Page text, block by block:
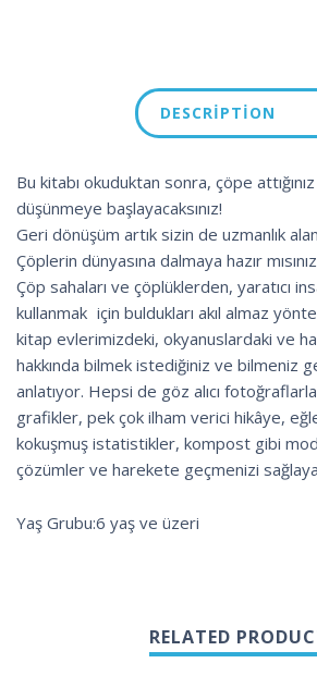
DESCRIPTION
Bu kitabı okuduktan sonra, çöpe
düşünmeye başlayacaksınız!
Geri dönüşüm artık sizin de uzmanlık
Çöplerin dünyasına dalmaya hazır
Çöp sahaları ve çöplüklerden, yaratıcı
kullanmak için buldukları akıl almaz
kitap evlerimizdeki, okyanuslardaki ve
hakkında bilmek istediğiniz ve bilmeniz
anlatıyor. Hepsi de göz alıcı
grafikler, pek çok ilham verici hikâye,
kokuşmuş istatistikler, kompost gibi
çözümler ve harekete geçmenizi
Yaş Grubu:6 yaş ve üzeri
RELATED